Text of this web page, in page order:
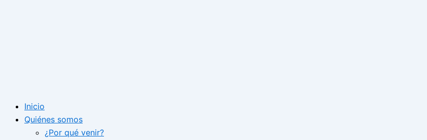
Inicio
Quiénes somos
¿Por qué venir?